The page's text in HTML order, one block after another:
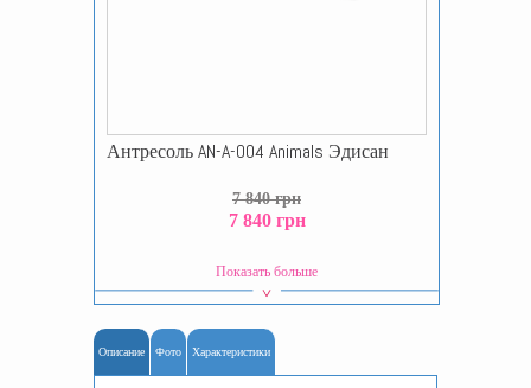
Антресоль AN-A-004 Animals Эдисан
7 840 грн
7 840 грн
Показать больше
Описание Фото Характеристики